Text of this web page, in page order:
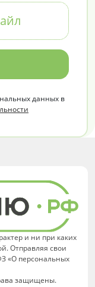
данных в
и ни при каких
Отправляя свои
«О персональных
защищены.